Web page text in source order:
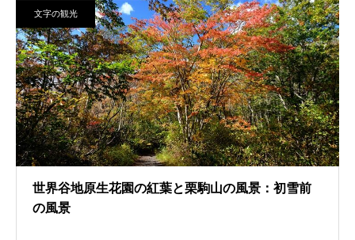
文字の観光
世界谷地原生花園の紅葉と栗駒山の風景：初雪前
の風景